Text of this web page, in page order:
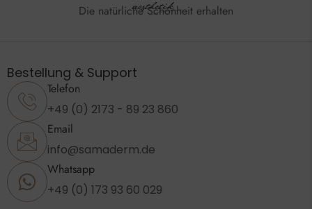
Die natürliche Schönheit erhalten
Bestellung & Support
Telefon
+49 (0) 2173 - 89 23 860
Email
info@samaderm.de
Whatsapp
+49 (0) 173 93 60 029